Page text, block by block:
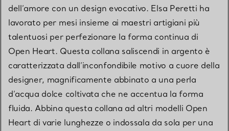
dell’amore con un design evocativo. Elsa Peretti ha
lavorato per mesi insieme ai maestri artigiani più
talentuosi per perfezionare la forma continua di
Open Heart. Questa collana saliscendi in argento è
caratterizzata dall’inconfondibile motivo a cuore della
designer, magnificamente abbinato a una perla
d’acqua dolce coltivata che ne accentua la forma
fluida. Abbina questa collana ad altri modelli Open
Heart di varie lunghezze o indossala da sola per una